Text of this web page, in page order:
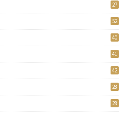
27
52
40
41
42
28
28